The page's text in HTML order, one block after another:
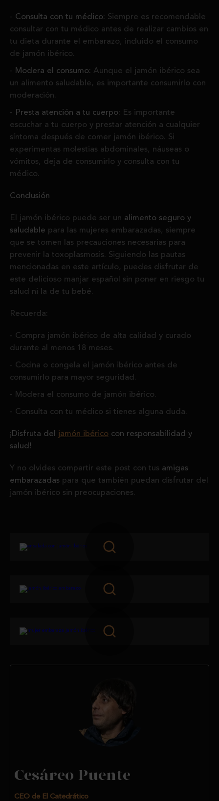
Consulta con tu médico: Siempre es recomendable
consultar con tu médico antes de realizar cambios en
tu dieta durante el embarazo, incluido el consumo
de jamón ibérico.
Modera el consumo: Aunque el jamón ibérico sea
un alimento saludable, es importante consumirlo con
moderación.
Presta atención a tu cuerpo:
Es importante
escuchar a tu cuerpo y prestar atención a cualquier
síntoma después de comer jamón ibérico. Si
experimentas molestias abdominales, náuseas o
vómitos, deja de consumirlo y consulta con tu
médico.
Conclusión
El jamón ibérico puede ser un alimento seguro y
saludable para las mujeres embarazadas, siempre
que se tomen las precauciones necesarias para
prevenir la toxoplasmosis. Siguiendo las pautas
mencionadas en este artículo, puedes disfrutar de
este delicioso manjar español sin poner en riesgo tu
salud ni la de tu bebé.
Recuerda:
Compra jamón ibérico de alta calidad y curado
durante al menos 18 meses.
Cocina o congela el jamón ibérico antes de
consumirlo para mayor seguridad.
Modera el consumo de jamón ibérico.
Consulta con tu médico si tienes alguna duda.
¡Disfruta del jamón ibérico con responsabilidad y
salud!
Y no olvides compartir este post con tus amigas
embarazadas para que también puedan disfrutar del
jamón ibérico sin preocupaciones.
Cesáreo Puente
CEO de El Catedrático